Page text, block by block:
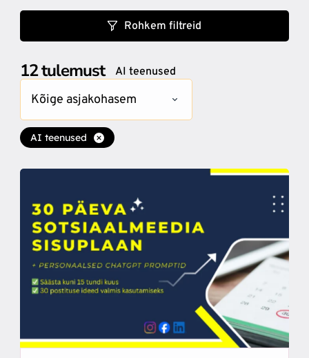
Rohkem filtreid
12tulemust AI teenused
Kõige asjakohasem
AI teenused